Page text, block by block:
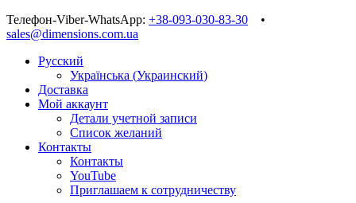
Телефон-Viber-WhatsApp: +38-093-030-83-30 •
sales@dimensions.com.ua
Русский
Українська (Украинский)
Доставка
Мой аккаунт
Детали учетной записи
Список желаний
Контакты
Контакты
YouTube
Приглашаем к сотрудничеству